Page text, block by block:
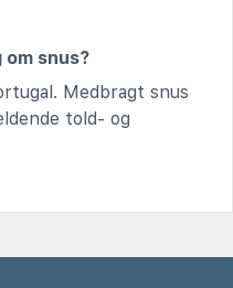
snus?
Medbragt snus
told- og